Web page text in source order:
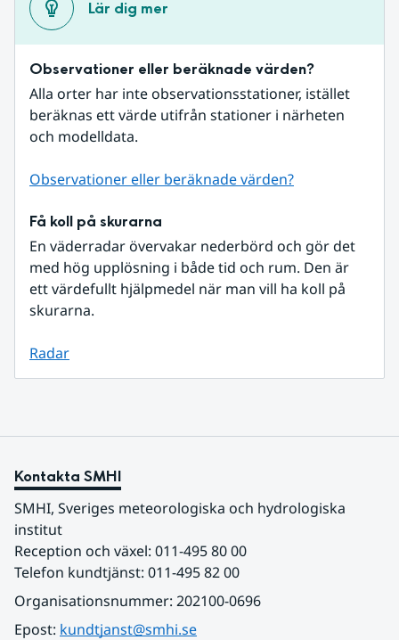
Lär dig mer
Observationer eller beräknade värden?
Alla orter har inte observationsstationer, istället
beräknas ett värde utifrån stationer i närheten
och modelldata.
Observationer eller beräknade värden?
Få koll på skurarna
En väderradar övervakar nederbörd och gör det
med hög upplösning i både tid och rum. Den är
ett värdefullt hjälpmedel när man vill ha koll på
skurarna.
Radar
Kontakta SMHI
SMHI, Sveriges meteorologiska och hydrologiska
institut
Reception och växel: 011-495 80 00
Telefon kundtjänst: 011-495 82 00
Organisationsnummer: 202100-0696
Epost: kundtjanst@smhi.se